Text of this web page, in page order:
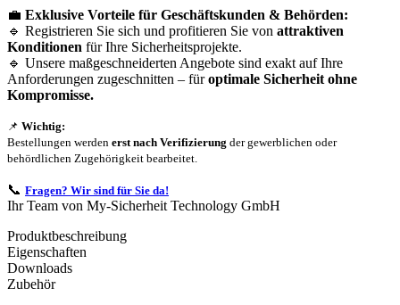
💼 Exklusive Vorteile für Geschäftskunden & Behörden:
🔹 Registrieren Sie sich und profitieren Sie von attraktiven
Konditionen für Ihre Sicherheitsprojekte.
🔹 Unsere maßgeschneiderten Angebote sind exakt auf Ihre
Anforderungen zugeschnitten – füroptimale Sicherheit ohne
Kompromisse.
📌 Wichtig:
Bestellungen werden erst nach Verifizierung der gewerblichen oder
behördlichen Zugehörigkeit bearbeitet.
📞 Fragen? Wir sind für Sie da!
Ihr Team von My-Sicherheit Technology GmbH
Produktbeschreibung
Eigenschaften
Downloads
Zubehör